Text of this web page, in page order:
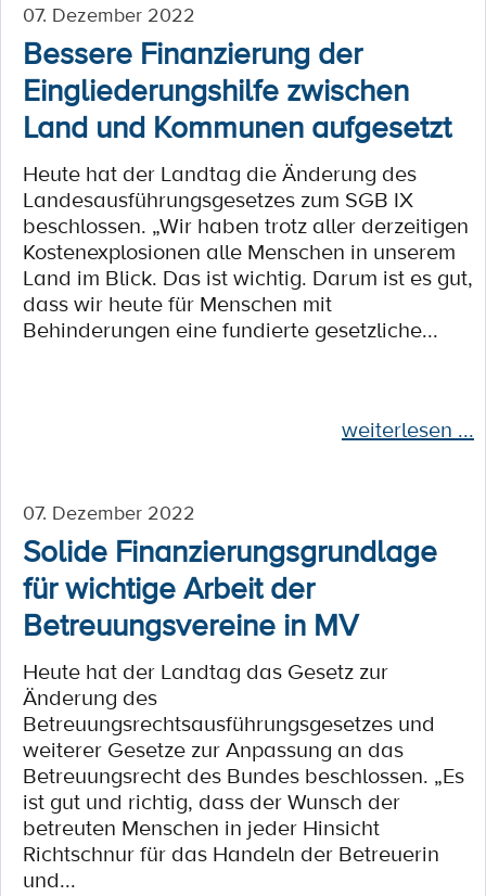
07. Dezember 2022
Bessere Finanzierung der
Eingliederungshilfe zwischen
Land und Kommunen aufgesetzt
Heute hat der Landtag die Änderung des
Landesausführungsgesetzes zum SGB IX
beschlossen. „Wir haben trotz aller derzeitigen
Kostenexplosionen alle Menschen in unserem
Land im Blick. Das ist wichtig. Darum ist es gut,
dass wir heute für Menschen mit
Behinderungen eine fundierte gesetzliche...
weiterlesen ...
07. Dezember 2022
Solide Finanzierungsgrundlage
für wichtige Arbeit der
Betreuungsvereine in MV
Heute hat der Landtag das Gesetz zur
Änderung des
Betreuungsrechtsausführungsgesetzes und
weiterer Gesetze zur Anpassung an das
Betreuungsrecht des Bundes beschlossen. „Es
ist gut und richtig, dass der Wunsch der
betreuten Menschen in jeder Hinsicht
Richtschnur für das Handeln der Betreuerin
und...